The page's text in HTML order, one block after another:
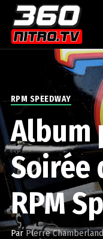
RPM SPEEDWAY
Album
Soirée
RPM
Par Pierre Chamberland